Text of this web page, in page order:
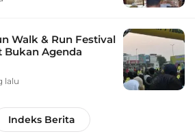
Walk & Run Festival
Bukan Agenda
lalu
Indeks Berita